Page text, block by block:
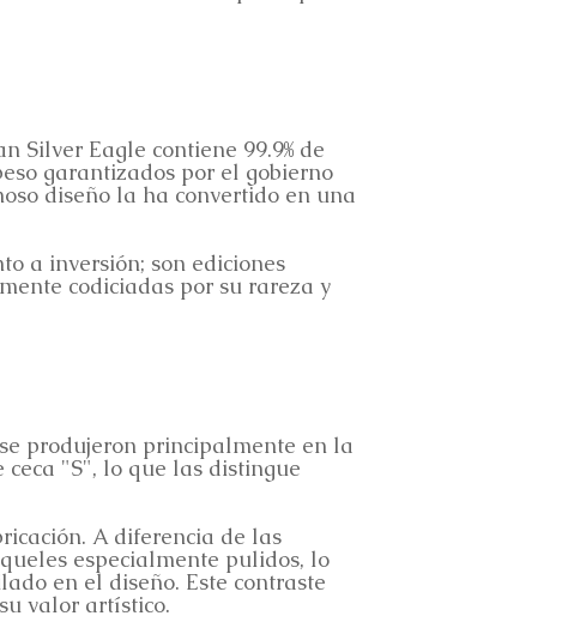
Eagle contiene 99.9% de
garantizados por el gobierno
diseño la ha convertido en una
a inversión; son ediciones
codiciadas por su rareza y
produjeron principalmente en la
"S", lo que las distingue
A diferencia de las
especialmente pulidos, lo
en el diseño. Este contraste
valor artístico.